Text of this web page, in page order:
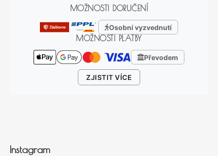
MOŽNOSTI DORUČENÍ
Osobní vyzvednutí
MOŽNOSTI PLATBY
Převodem
ZJISTIT VÍCE
Instagram